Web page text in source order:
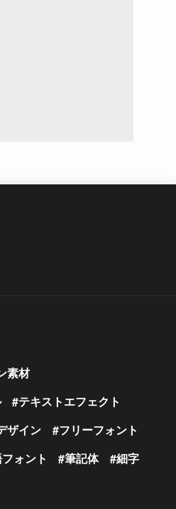
素材
テキストエフェクト
ザイン
フリーフォント
ォント 筆記体
細字